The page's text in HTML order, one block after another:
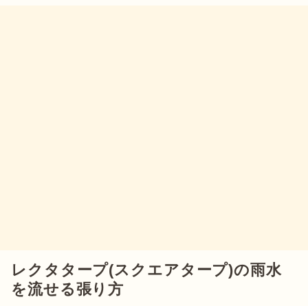
レクタタープ(スクエアタープ)の雨水
を流せる張り方